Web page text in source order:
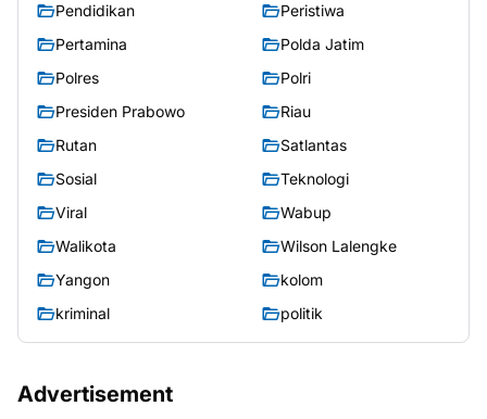
Pendidikan
Peristiwa
Pertamina
Polda Jatim
Polres
Polri
Presiden Prabowo
Riau
Rutan
Satlantas
Sosial
Teknologi
Viral
Wabup
Walikota
Wilson Lalengke
Yangon
kolom
kriminal
politik
Advertisement